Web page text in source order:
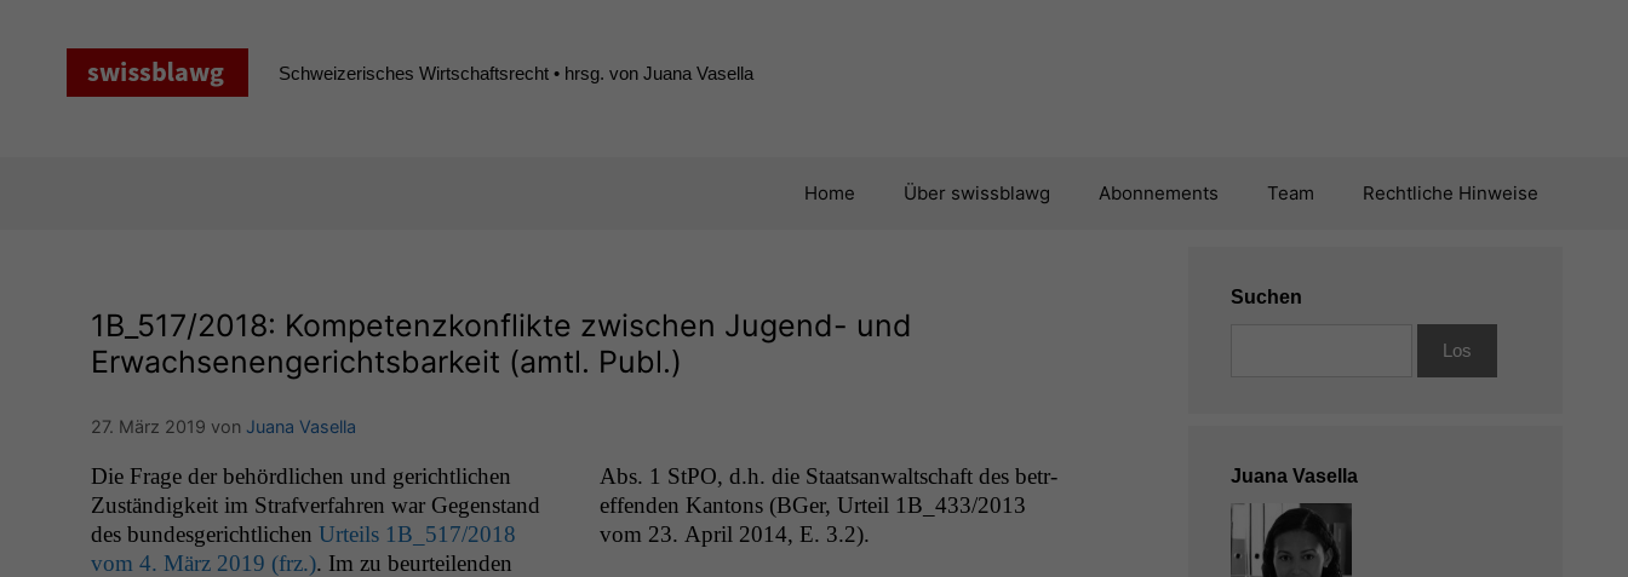
Schweizerisches Wirtschaftsrecht • hrsg. von Juana Vasella
Home Über swissblawg Abonnements Team Rechtliche Hinweise
1B_517/2018: Kompetenzkonflikte zwischen Jugend- und
Erwachsenengerichtsbarkeit (amtl. Publ.)
27. März 2019 von Juana Vasella
Die Frage der behördlichen und gerichtlichen
Zuständigkeit im Strafver­fahren war Gegen­stand
des bun­des­gerichtlichen Urteils 1B_517/2018
vom 4. März 2019 (frz.). Im zu beurteilen­den
Abs. 1 StPO, d.h. die Staat­san­waltschaft des betr­
e­f­fend­en Kan­tons (BGer, Urteil 1B_433/2013
vom 23. April 2014, E. 3.2).
Suchen
Juana Vasella